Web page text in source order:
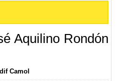
Aquilino Rondón
Camol